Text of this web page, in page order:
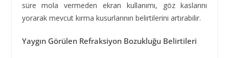
süre mola vermeden ekran kullanımı, göz kaslarını
yorarak mevcut kırma kusurlarının belirtilerini artırabilir.
Yaygın Görülen Refraksiyon Bozukluğu Belirtileri